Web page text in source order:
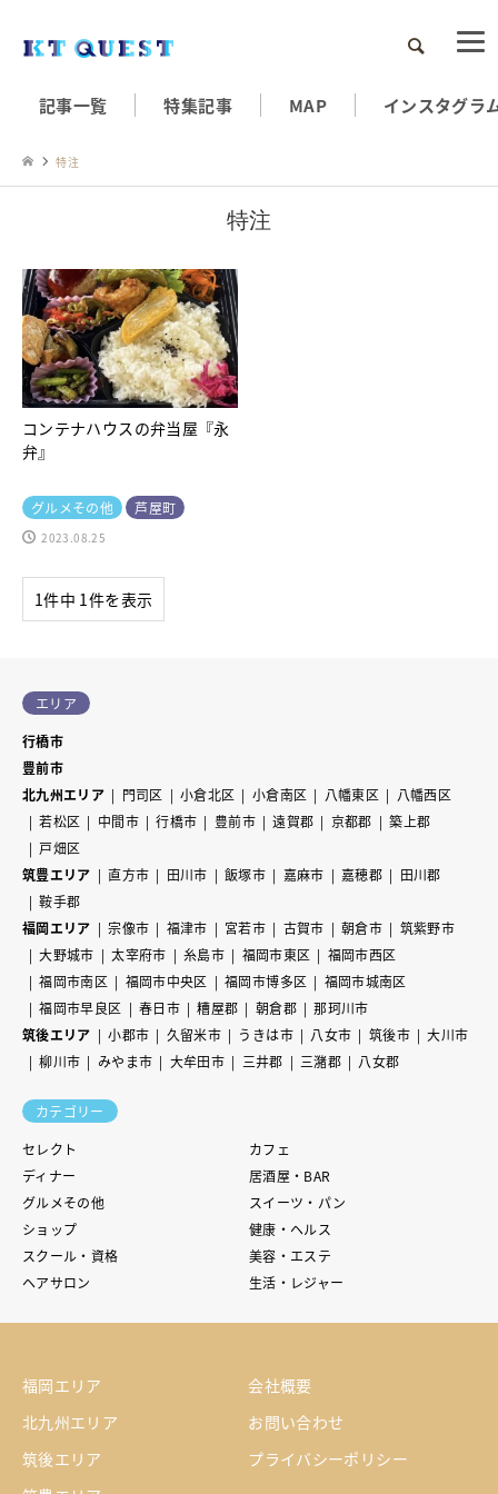
検索
記事一覧 特集記事 MAP インスタグラ
特注
特注
コンテナハウスの弁当屋『永
弁』
グルメその他 芦屋町
2023.08.25
1件中 1件を表示
エリア
行橋市
豊前市
北九州エリア
門司区 小倉北区 小倉南区 八幡東区
八幡西区
若松区
中間市 行橋市 豊前市 遠賀郡 京都郡
築上郡
戸畑区
筑豊エリア
直方市 田川市 飯塚市 嘉麻市 嘉穂郡
田川郡
鞍手郡
福岡エリア
宗像市 福津市 宮若市 古賀市 朝倉市
筑紫野市
大野城市
太宰府市 糸島市 福岡市東区
福岡市西区
福岡市南区
福岡市中央区 福岡市博多区
福岡市城南区
福岡市早良区
春日市 糟屋郡 朝倉郡
那珂川市
筑後エリア
小郡市 久留米市 うきは市 八女市 筑後市
大川市
柳川市
みやま市 大牟田市 三井郡 三潴郡 八女郡
カテゴリー
セレクト
カフェ
ディナー
居酒屋・BAR
グルメその他
スイーツ・パン
ショップ
健康・ヘルス
スクール・資格
美容・エステ
ヘアサロン
生活・レジャー
福岡エリア
北九州エリア
筑後エリア
会社概要
お問い合わせ
プライバシーポリシー